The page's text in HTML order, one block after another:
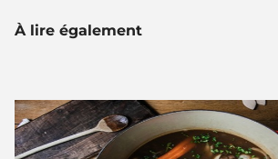
À lire également